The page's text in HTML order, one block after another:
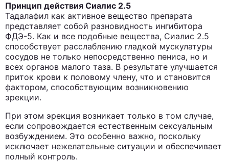
Принцип действия Сиалис 2.5
Тадалафил как активное вещество препарата
представляет собой разновидность ингибитора
ФДЭ-5. Как и все подобные вещества, Сиалис 2.5
способствует расслаблению гладкой мускулатуры
сосудов не только непосредственно пениса, но и
всех органов малого таза. В результате улучшается
приток крови к половому члену, что и становится
фактором, способствующим возникновению
эрекции.
При этом эрекция возникает только в том случае,
если сопровождается естественным сексуальным
возбуждением. Это особенно важно, поскольку
исключает нежелательные ситуации и обеспечивает
полный контроль.